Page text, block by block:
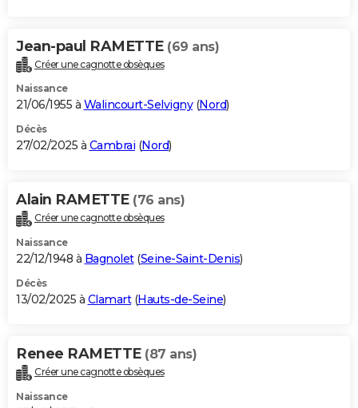
Jean-paul RAMETTE (69 ans)
Créer une cagnotte obsèques
Naissance
21/06/1955 à Walincourt-Selvigny(Nord)
Décès
27/02/2025 à Cambrai (Nord)
Alain RAMETTE (76 ans)
Créer une cagnotte obsèques
Naissance
22/12/1948 à Bagnolet(Seine-Saint-Denis)
Décès
13/02/2025 à Clamart(Hauts-de-Seine)
Renee RAMETTE (87 ans)
Créer une cagnotte obsèques
Naissance